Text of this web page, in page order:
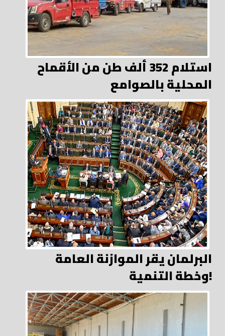
استلام 352 ألف طن من الأقماح
المحلية بالصوامع
البرلمان يقر الموازنة العامة
وخطة التنمية!